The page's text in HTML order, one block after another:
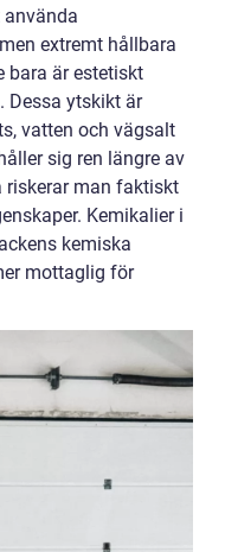
extremt hållbara
bara är estetiskt
Dessa ytskikt är
vatten och vägsalt
sig ren längre av
man faktiskt
Kemikalier i
kemiska
mottaglig för